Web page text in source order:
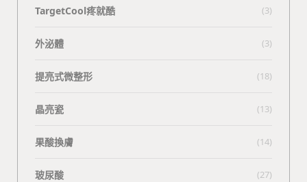
TargetCool疼就酷 (3)
外泌體 (3)
提亮式微整形 (18)
晶亮瓷 (13)
果酸換膚 (14)
玻尿酸 (27)